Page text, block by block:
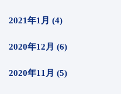
2021年1月 (4)
2020年12月 (6)
2020年11月 (5)